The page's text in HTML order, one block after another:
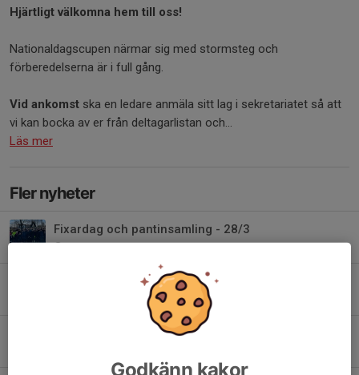
Hjärtligt välkomna hem till oss!
Nationaldagscupen närmar sig med stormsteg och
förberedelserna är i full gång.
Vid ankomst ska en ledare anmäla sitt lag i sekretariatet så att
vi kan bocka av er från deltagarlistan och...
Läs mer
Fler nyheter
Fixardag och pantinsamling - 28/3
17 mar, 19:06 0
Medlemsavgifter 2026
0
Årsmöte och avsägelser
Godkänn kakor